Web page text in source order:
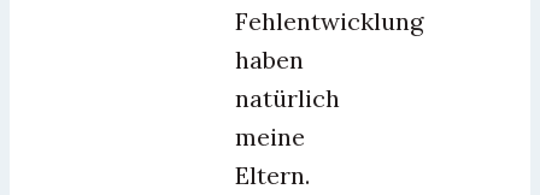
Fehlentwicklung
haben
natürlich
meine
Eltern.